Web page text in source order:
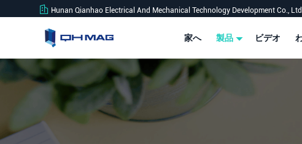
Hunan Qianhao Electrical And Mechanical Technology Development Co.,
家へ 製品 ビデオ